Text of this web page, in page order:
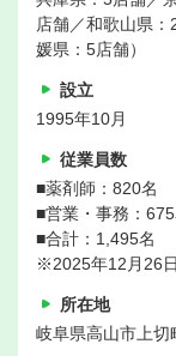
店舗／和歌山県
媛県：5店舗）
設立
1995年10月
従業員数
■薬剤師：820名
■営業・事務：675
■合計：1,495名
※2025年12月26
所在地
岐阜県高山市上切